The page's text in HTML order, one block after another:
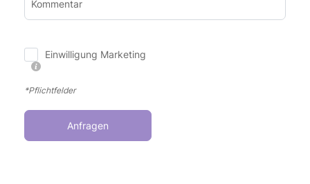
Kommentar
Einwilligung Marketing
*Pflichtfelder
Anfragen